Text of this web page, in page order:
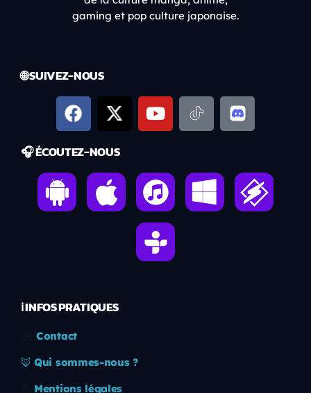
gaming et pop culture japonaise.
🌐 SUIVEZ-NOUS
🎧 ÉCOUTEZ-NOUS
ℹ️ INFOS PRATIQUES
Contact
🦊 Qui sommes-nous ?
Mentions légales